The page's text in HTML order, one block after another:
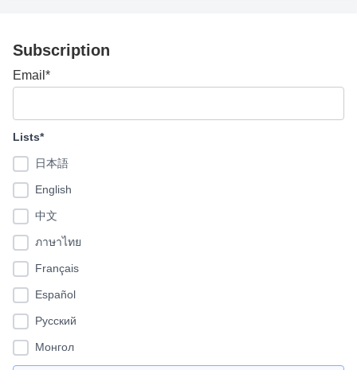
Subscription
Email*
Lists*
日本語
English
中文
ภาษาไทย
Français
Español
Pусский
Монгол